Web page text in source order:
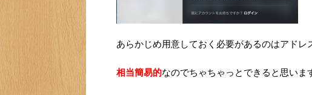
あらかじめ用意しておく必要があるのはアドレ
相当簡易的なのでちゃちゃっとできると思いま